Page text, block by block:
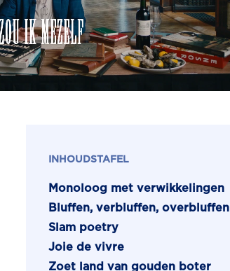
INHOUDSTAFEL
Monoloog met verwikkelingen
Bluffen, verbluffen, overbluffen
Slam poetry
Joie de vivre
Zoet land van gouden boter